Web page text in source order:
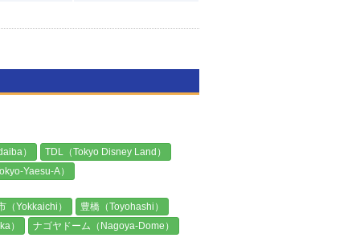
）
TDL（Tokyo Disney Land）
Yaesu-A）
（Yokkaichi）
豊橋（Toyohashi）
）
ナゴヤドーム（Nagoya-Dome）